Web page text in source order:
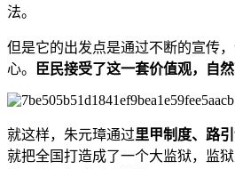
法。
但是它的出发点是通过不断的宣传
心。
臣民接受了这一套价值观，自然
就这样，朱元璋通过里甲制度、路
就把全国打造成了一个大监狱，监